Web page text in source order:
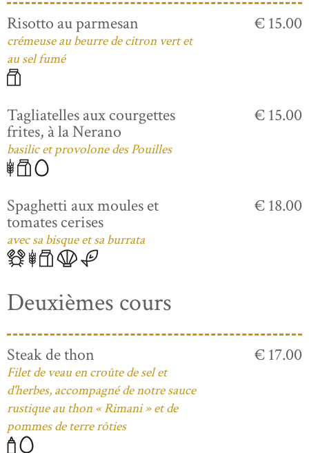
Risotto au parmesan
crémeuse au beurre de citron vert et
au sel fumé
€ 15.00
Tagliatelles aux courgettes
frites, à la Nerano
basilic et provolone des Pouilles
€ 15.00
Spaghetti aux moules et
tomates cerises
avec sa bisque et sa burrata
€ 18.00
Deuxièmes cours
Steak de thon
Filet de veau en croûte de sel et
d'herbes, accompagné de notre sauce
rustique au thon « Rimani » et de
pommes de terre rôties
€ 17.00